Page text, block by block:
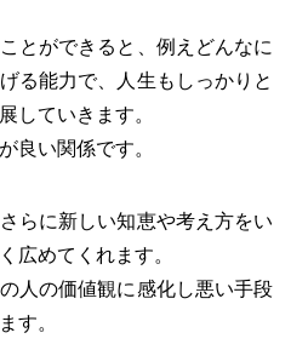
とができると、例えどんなに
る能力で、人生もしっかりと
していきます。
良い関係です。
らに新しい知恵や考え方をい
広めてくれます。
人の価値観に感化し悪い手段
す。